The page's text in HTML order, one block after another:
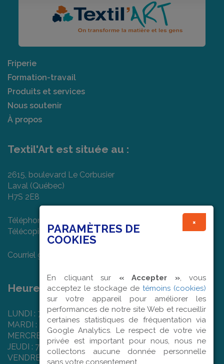
Friperie
Formation-travail
Produits et services
Nous soutenir
À propos
Textil'Art est située au :
2615, boulevard Le Corbusier
Laval (Québec)
H7S 2E8
Téléphone : (450) 682-7474
Télécopieur : (450) 978-1022
Courriel général :
Heures d'ouverture :
LUNDI : 7 h 50 à 16 h 00
MARDI : 7 h 50 à 16 h 00
MERCREDI : 7 h 50 à 16 h 00
JEUDI : 7 h 50 à 16 h 00
VENDREDI : 7 h 50 à 12 h 00
×
PARAMÈTRES DE
COOKIES
En cliquant sur « Accepter », vous
acceptez le stockage de témoins (cookies)
sur votre appareil pour améliorer les
performances de notre site Web et recueillir
certaines statistiques de fréquentation via
Google Analytics. Le respect de votre vie
privée est important pour nous, nous ne
collectons aucune donnée personnelle
sans votre consentement.